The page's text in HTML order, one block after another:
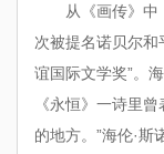
从《画传》中，
次被提名诺贝尔和
谊国际文学奖”。
《永恒》一诗里
的地方。”海伦·斯